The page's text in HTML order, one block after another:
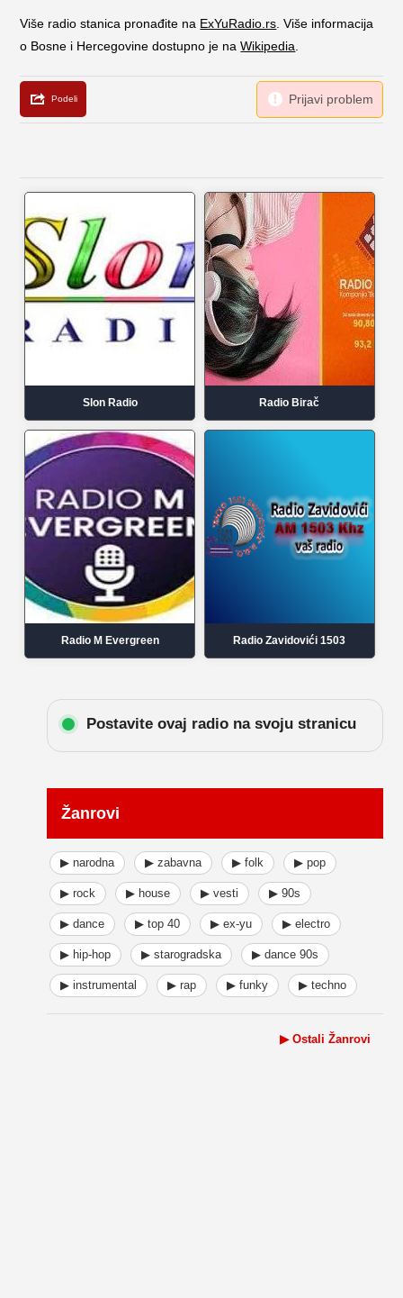
Više radio stanica pronađite na ExYuRadio.rs . Više informacija
o Bosne i Hercegovine dostupno je naWikipedia
Slon Radio Radio Birač
Radio M Evergreen Radio Zavidovići 1503
Postavite ovaj radio na svoju stranicu
Žanrovi
▶ narodna ▶ zabavna ▶ folk ▶ pop
▶ rock ▶ house ▶ vesti ▶ 90s
▶ dance ▶ top 40 ▶ ex-yu ▶ electro
▶ hip-hop ▶ starogradska ▶ dance 90s
▶ instrumental ▶ rap ▶ funky ▶ techno
▶ Ostali Žanrovi